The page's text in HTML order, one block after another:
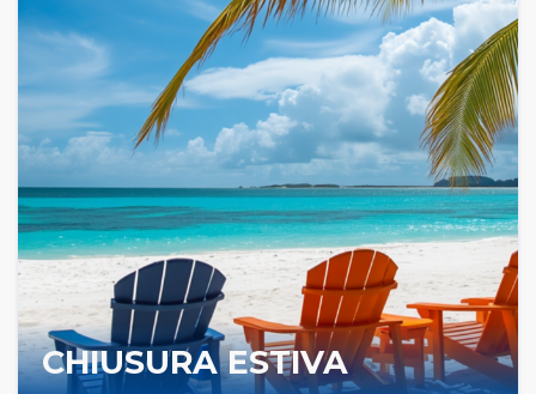
CHIUSURA ESTIVA